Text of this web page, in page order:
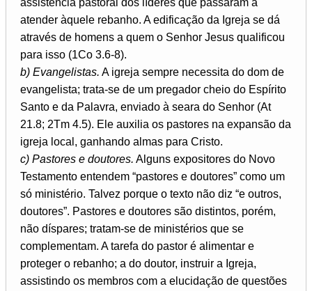
atender àquele rebanho. A edificação da Igreja se dá
através de homens a quem o Senhor Jesus qualificou
para isso (1Co 3.6-8).
b) Evangelistas. A igreja sempre necessita do dom de
evangelista; trata-se de um pregador cheio do Espírito
Santo e da Palavra, enviado à seara do Senhor (At
21.8; 2Tm 4.5). Ele auxilia os pastores na expansão da
igreja local, ganhando almas para Cristo.
c) Pastores e doutores. Alguns expositores do Novo
Testamento entendem “pastores e doutores” como um
só ministério. Talvez porque o texto não diz “e outros,
doutores”. Pastores e doutores são distintos, porém,
não díspares; tratam-se de ministérios que se
complementam. A tarefa do pastor é alimentar e
proteger o rebanho; a do doutor, instruir a Igreja,
assistindo os membros com a elucidação de questões